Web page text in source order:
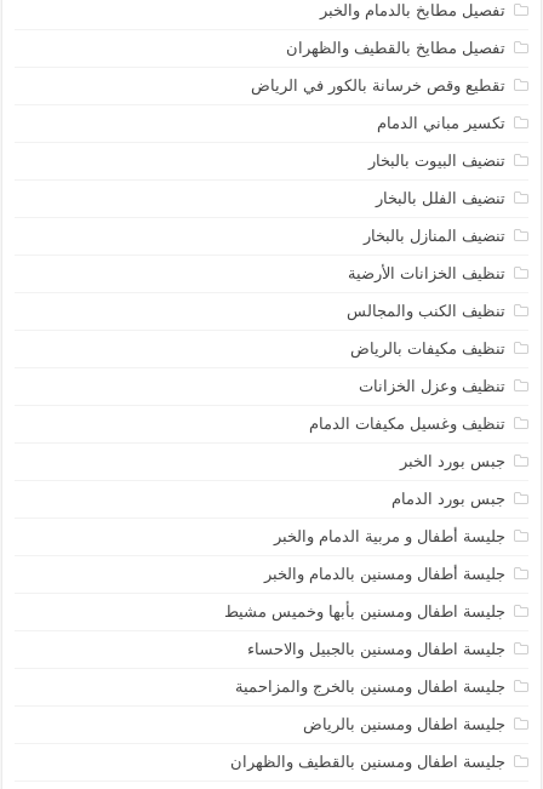
تفصيل مطابخ بالدمام والخبر
تفصيل مطايخ بالقطيف والظهران
تقطيع وقص خرسانة بالكور في الرياض
تكسير مباني الدمام
تنضيف البيوت بالبخار
تنضيف الفلل بالبخار
تنضيف المنازل بالبخار
تنظيف الخزانات الأرضية
تنظيف الكنب والمجالس
تنظيف مكيفات بالرياض
تنظيف وعزل الخزانات
تنظيف وغسيل مكيفات الدمام
جبس بورد الخبر
جبس بورد الدمام
جليسة أطفال و مربية الدمام والخبر
جليسة أطفال ومسنين بالدمام والخبر
جليسة اطفال ومسنين بأبها وخميس مشيط
جليسة اطفال ومسنين بالجبيل والاحساء
جليسة اطفال ومسنين بالخرج والمزاحمية
جليسة اطفال ومسنين بالرياض
جليسة اطفال ومسنين بالقطيف والظهران